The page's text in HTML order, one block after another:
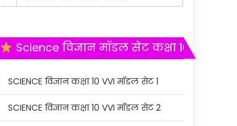
Science विज्ञान मॉडल सेट कक्षा 10
SCIENCE विज्ञान कक्षा 10 VVI मॉडल सेट 1
SCIENCE विज्ञान कक्षा 10 VVI मॉडल सेट 2